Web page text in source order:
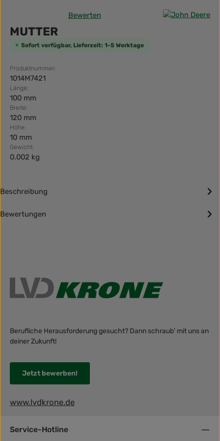
Durchschnittliche Bewertung von 0 von 5 Sternen
Bewerten
MUTTER
Sofort verfügbar, Lieferzeit: 1-5 Werktage
Produktnummer:
1014M7421
Länge:
100 mm
Breite:
120 mm
Höhe:
10 mm
Gewicht:
0.002 kg
Beschreibung
Bewertungen
Berufliche Herausforderung gesucht? Dann schraub' mit uns an
deiner Zukunft!
Jetzt bewerben!
www.lvdkrone.de
Service-Hotline